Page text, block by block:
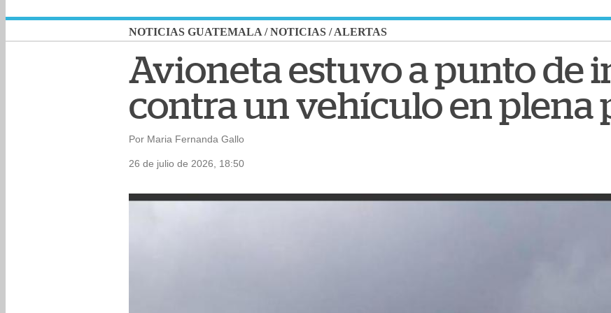
NOTICIAS GUATEMALA/NOTICIAS /ALERTAS
Avioneta estuvo a punto de
contra un vehículo en plena
Por Maria Fernanda Gallo
26 de julio de 2026, 18:50